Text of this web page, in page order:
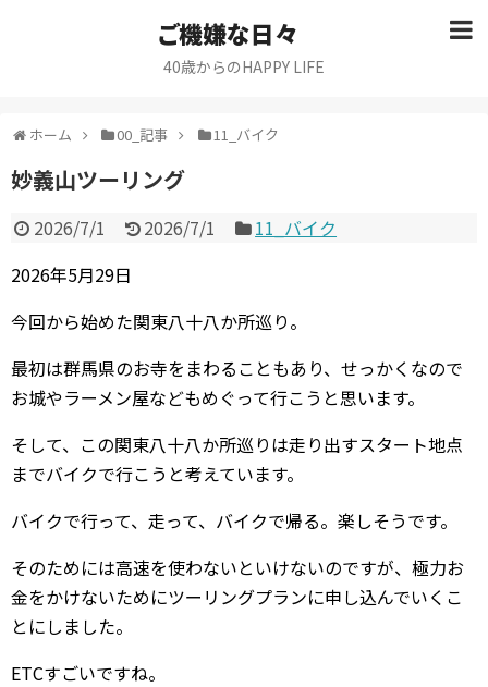
ご機嫌な日々
40歳からのHAPPY LIFE
ホーム 00_記事 11_バイク
妙義山ツーリング
2026/7/1 2026/7/1
11_バイク
2026年5月29日
今回から始めた関東八十八か所巡り。
最初は群馬県のお寺をまわることもあり、せっかくなので
お城やラーメン屋などもめぐって行こうと思います。
そして、この関東八十八か所巡りは走り出すスタート地点
までバイクで行こうと考えています。
バイクで行って、走って、バイクで帰る。楽しそうです。
そのためには高速を使わないといけないのですが、極力お
金をかけないためにツーリングプランに申し込んでいくこ
とにしました。
ETCすごいですね。